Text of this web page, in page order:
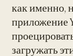
как именно,
приложение
загружать